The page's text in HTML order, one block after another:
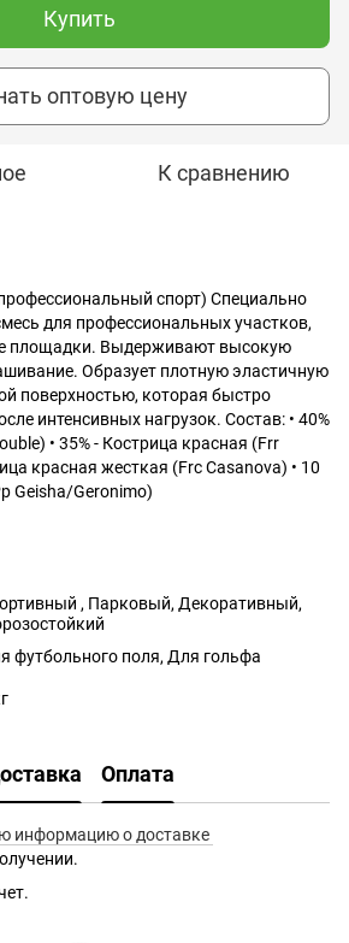
Купить
оптовую цену
К сравнению
спорт) Специально
для профессиональных участков,
площадки. Выдерживают высокую
Образует плотную эластичную
поверхностью, которая быстро
интенсивных нагрузок. Состав: • 40%
• 35% - Кострица красная (Frr
красная жесткая (Frc Casanova) • 10
Geisha/Geronimo)
, Парковый, Декоративный,
футбольного поля, Для гольфа
Оплата
информацию о доставке